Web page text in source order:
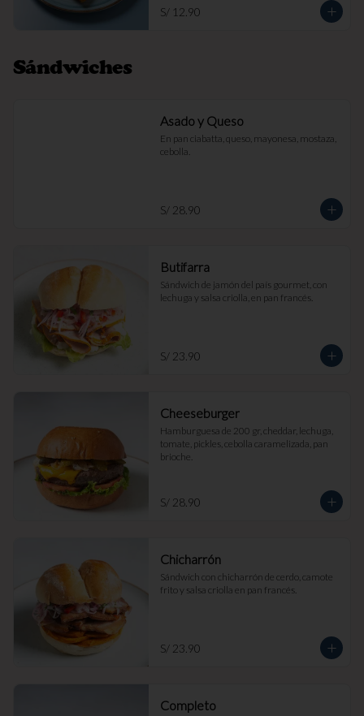
S/ 12.90
Sándwiches
Asado y Queso
En pan ciabatta, queso, mayonesa, mostaza,
cebolla.
S/ 28.90
Butifarra
Sándwich de jamón del país gourmet, con
lechuga y salsa criolla, en pan francés.
S/ 23.90
Cheeseburger
Hamburguesa de 200 gr, cheddar, lechuga,
tomate, pickles, cebolla caramelizada, pan
brioche.
S/ 28.90
Chicharrón
Sándwich con chicharrón de cerdo, camote
frito y salsa criolla en pan francés.
S/ 23.90
Completo